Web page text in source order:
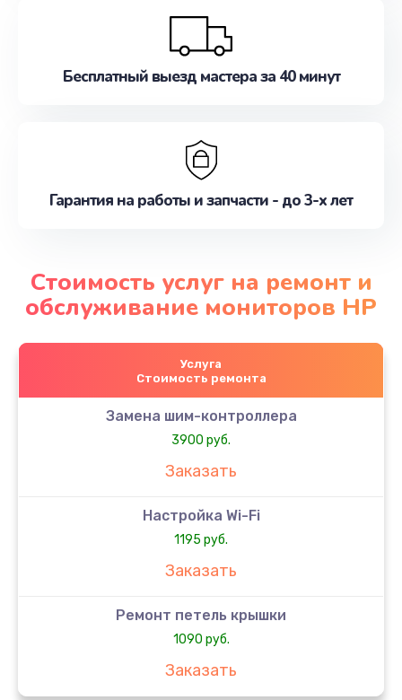
Бесплатный выезд мастера за 40 минут
Гарантия на работы и запчасти - до 3-х лет
Стоимость услуг на ремонт и
обслуживание мониторов HP
Услуга
Стоимость ремонта
Замена шим-контроллера
3900 руб.
Заказать
Настройка Wi-Fi
1195 руб.
Заказать
Ремонт петель крышки
1090 руб.
Заказать